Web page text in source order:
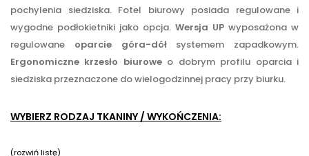
pochylenia siedziska. Fotel biurowy posiada regulowane i
wygodne podłokietniki jako opcja. Wersja UP wyposażona w
regulowane oparcie góra-dółsystemem zapadkowym.
Ergonomiczne krzesło biuroweo dobrym profilu oparcia i
siedziska przeznaczone do wielogodzinnej pracy przy biurku.
WYBIERZ RODZAJ TKANINY / WYKOŃCZENIA:
(rozwiń listę)